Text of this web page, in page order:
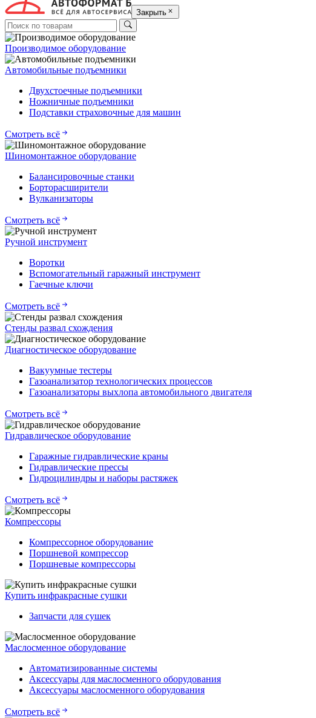
Закрыть
Производимое оборудование
Автомобильные подъемники
Двухстоечные подъемники
Ножничные подъемники
Подставки страховочные для машин
Смотреть всё
Шиномонтажное оборудование
Балансировочные станки
Борторасширители
Вулканизаторы
Смотреть всё
Ручной инструмент
Воротки
Вспомогательный гаражный инструмент
Гаечные ключи
Смотреть всё
Стенды развал схождения
Диагностическое оборудование
Вакуумные тестеры
Газоанализатор технологических процессов
Газоанализаторы выхлопа автомобильного двигателя
Смотреть всё
Гидравлическое оборудование
Гаражные гидравлические краны
Гидравлические прессы
Гидроцилиндры и наборы растяжек
Смотреть всё
Компрессоры
Компрессорное оборудование
Поршневой компрессор
Поршневые компрессоры
Купить инфракрасные сушки
Запчасти для сушек
Маслосменное оборудование
Автоматизированные системы
Аксессуары для маслосменного оборудования
Аксессуары маслосменного оборудования
Смотреть всё